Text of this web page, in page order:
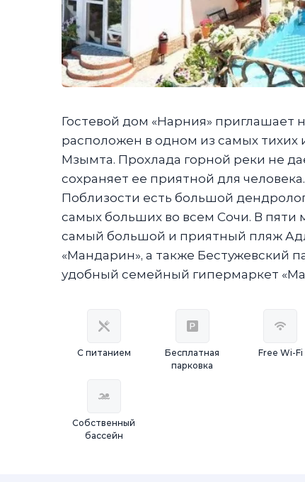
Гостевой дом «Нарния»
расположен в одном из самых
Мзымта. Прохлада горной реки не
сохраняет ее приятной для
Поблизости есть большой
самых больших во всем Сочи. В пяти
самый большой и приятный пляж
«Мандарин», а также Бестужевский
удобный семейный гипермаркет
С питанием
Бесплатная
парковка
Free Wi-Fi
Собственный
бассейн